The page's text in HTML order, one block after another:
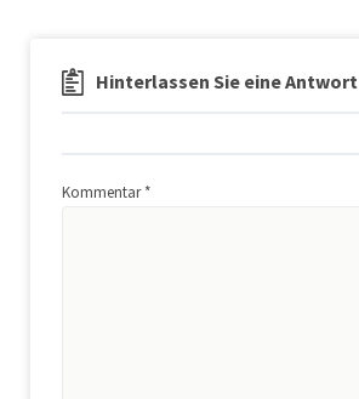
Hinterlassen Sie eine Antwort
Kommentar*